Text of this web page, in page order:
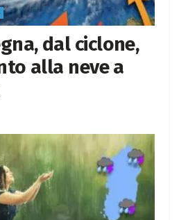
dal ciclone,
alla neve a